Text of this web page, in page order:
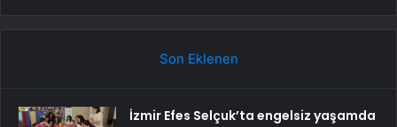
Son Eklenen
İzmir Efes Selçuk’ta engelsiz yaşamda